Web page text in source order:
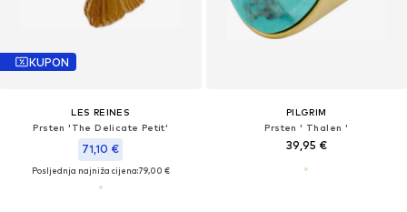
KUPON
LES REINES
Prsten 'The Delicate Petit'
71,10 €
Posljednja najniža cijena:79,00 €
PILGRIM
Prsten ' Thalen '
39,95 €